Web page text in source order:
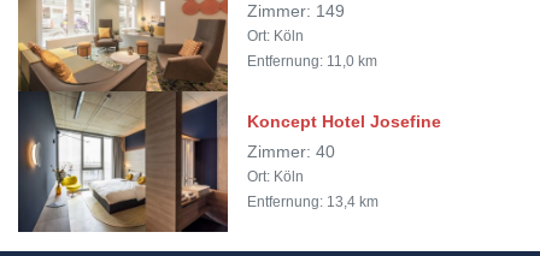
Zimmer: 149
Ort: Köln
Entfernung: 11,0 km
Koncept Hotel Josefine
Zimmer: 40
Ort: Köln
Entfernung: 13,4 km